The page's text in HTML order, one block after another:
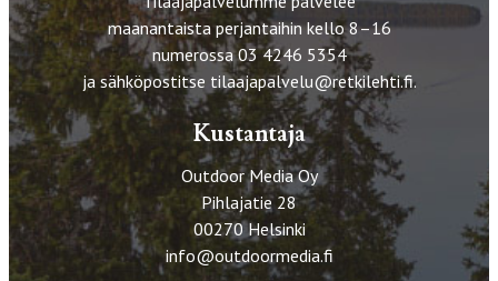
maanantaista perjantaihin kello 8–16
numerossa 03 4246 5354
ja sähköpostitse tilaajapalvelu@retkilehti.fi.
Kustantaja
Outdoor Media Oy
Pihlajatie 28
00270 Helsinki
info@outdoormedia.fi